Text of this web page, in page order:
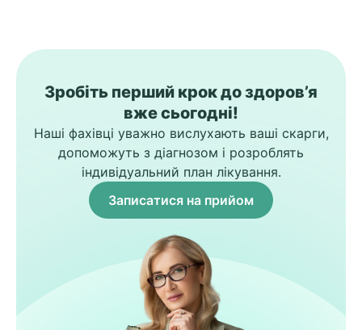
Зробіть перший крок до здоров’я
вже сьогодні!
Наші фахівці уважно вислухають ваші скарги,
допоможуть з діагнозом і розроблять
індивідуальний план лікування.
Записатися на прийом